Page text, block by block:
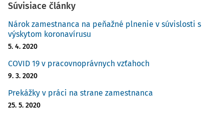
Súvisiace články
Nárok zamestnanca na peňažné plnenie v súvislosti s
výskytom koronavírusu
5. 4. 2020
COVID 19 v pracovnoprávnych vzťahoch
9. 3. 2020
Prekážky v práci na strane zamestnanca
25. 5. 2020